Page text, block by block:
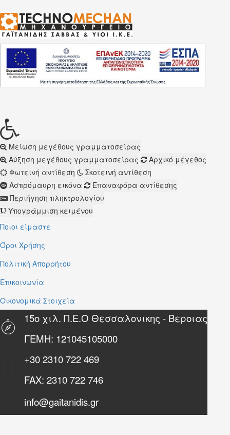
Μείωση μεγέθους γραμματοσείρας
Αύξηση μεγέθους γραμματοσείρας
Αρχικό μέγεθος
Φωτεινή αντίθεση
Σκοτεινή αντίθεση
Ασπρόμαυρη εικόνα
Επαναφόρα αντίθεσης
Περιήγηση πληκτρολογίου
Υπογράμμιση κειμένου
Ποιοι είμαστε
Όροι Χρήσης
Πολιτική Απορρήτου
Επικοινωνία
Οικονομικά Στοιχεία
15ο χιλ. Π.Ε.Ο Θεσσαλονικης - Βεροιας
ΓΕΜΗ: 121045105000
+302310 722 469
FAX: 2310 722 746
info@gaitanidis.gr